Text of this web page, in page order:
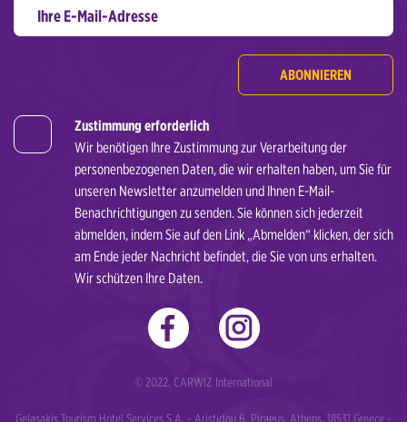
ABONNIEREN
Zustimmung erforderlich
Wir benötigen Ihre Zustimmung zur Verarbeitung der
personenbezogenen Daten, die wir erhalten haben, um Sie für
unseren Newsletter anzumelden und Ihnen E-Mail-
Benachrichtigungen zu senden. Sie können sich jederzeit
abmelden, indem Sie auf den Link „Abmelden“ klicken, der sich
am Ende jeder Nachricht befindet, die Sie von uns erhalten.
Wir schützen Ihre Daten.
© 2022. CARWIZ International
Gelasakis Tourism Hotel Services S.A. - Aristidou 6, Piraeus, Athens, 18531 Greece -